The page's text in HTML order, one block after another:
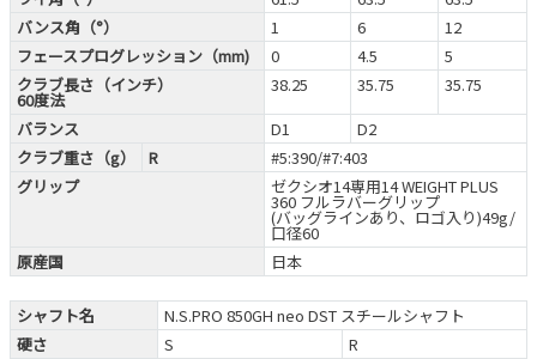
バンス角（°）
1 6
12
フェースプログレッション（mm)
0 4.5
5
クラブ長さ（インチ）
60度法
38.25 35.75
35.75
バランス
D1
D2
クラブ重さ（g）
R
#5:390/#7:403
グリップ
ゼクシオ14専用14 WEIGHT PLUS
360 フルラバーグリップ
(バッグラインあり、ロゴ入り)49g/
口径60
原産国
日本
シャフト名
N.S.PRO 850GH neo DST スチールシャフト
硬さ
S
R